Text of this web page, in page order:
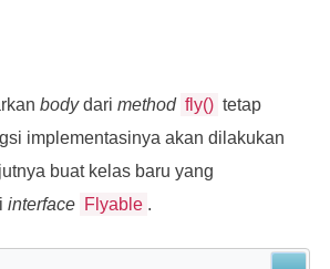
bodydari method fly() tetap
implementasinya akan dilakukan
buat kelas baru yang
interface Flyable .